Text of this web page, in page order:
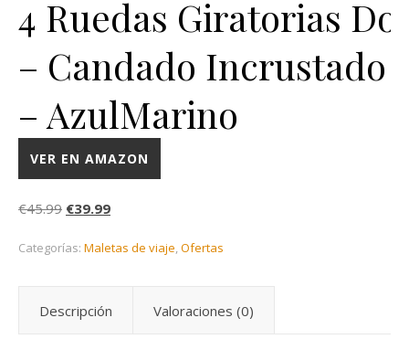
4 Ruedas Giratorias
– Candado Incrustado
– AzulMarino
VER EN AMAZON
€45.99 El precio original era: €45.99.
€39.99El precio actual es: €39.99.
Categorías: Maletas de viaje,Ofertas
Descripción Valoraciones (0)